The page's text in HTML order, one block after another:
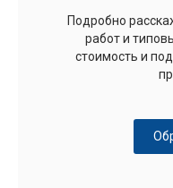
Подробно
работ и
стоимость и